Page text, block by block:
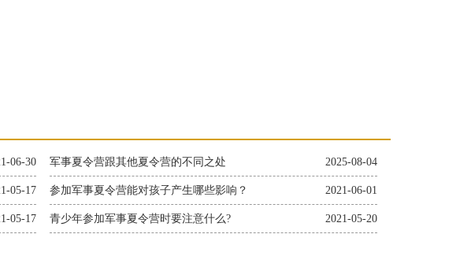
06-30 2025-08-04
军事夏令营跟其他夏令营的不同之处
05-17 2021-06-01
参加军事夏令营能对孩子产生哪些影响？
05-17 2021-05-20
青少年参加军事夏令营时要注意什么?